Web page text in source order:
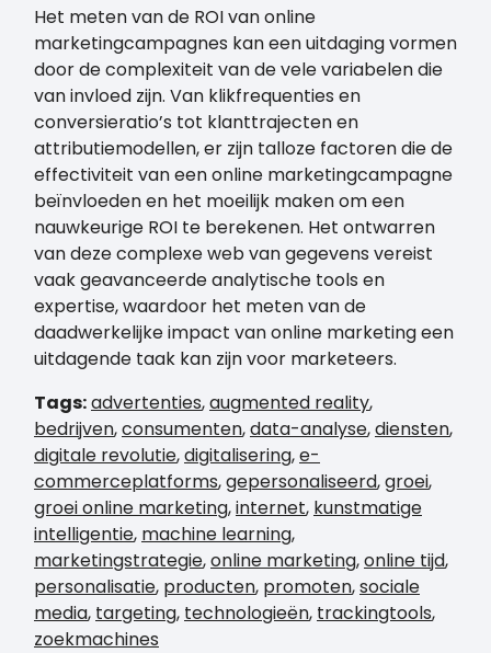
Het meten van de ROI van online
marketingcampagnes kan een uitdaging vormen
door de complexiteit van de vele variabelen die
van invloed zijn. Van klikfrequenties en
conversieratio’s tot klanttrajecten en
attributiemodellen, er zijn talloze factoren die de
effectiviteit van een online marketingcampagne
beïnvloeden en het moeilijk maken om een
nauwkeurige ROI te berekenen. Het ontwarren
van deze complexe web van gegevens vereist
vaak geavanceerde analytische tools en
expertise, waardoor het meten van de
daadwerkelijke impact van online marketing een
uitdagende taak kan zijn voor marketeers.
Tags:advertenties,augmented reality,
bedrijven,consumenten,data-analyse,diensten,
digitale revolutie,digitalisering,e-
commerceplatforms,gepersonaliseerd,groei,
groei online marketing,internet, kunstmatige
intelligentie, machine learning,
marketingstrategie,online marketing,online tijd,
personalisatie, producten, promoten,sociale
media, targeting, technologieën, trackingtools,
zoekmachines